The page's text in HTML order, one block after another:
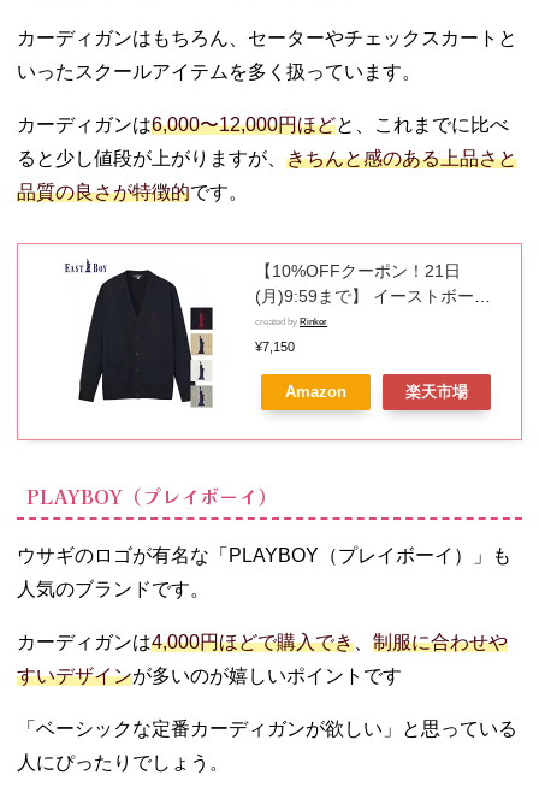
カーディガンはもちろん、セーターやチェックスカートと
いったスクールアイテムを多く扱っています。
カーディガンは6,000〜12,000円ほどと、これまでに比べ
ると少し値段が上がりますが、 きちんと感のある上品さと
品質の良さが特徴的です。
【10%OFFクーポン！21日
(月)9:59まで】 イーストボーイ
カーディガン スクールカーディ
ガン 制服 カーディガン セーター
スクールセーター 女子 カンコー
無地 ニット レディース ネイビー
created by Rinker
¥7,150
Amazon 楽天市場
PLAYBOY（プレイボーイ）
ウサギのロゴが有名な「PLAYBOY（プレイボーイ）」も
人気のブランドです。
カーディガンは4,000円ほどで購入でき
制服に合わせや
すいデザインが多いのが嬉しいポイントです
「ベーシックな定番カーディガンが欲しい」と思っている
人にぴったりでしょう。